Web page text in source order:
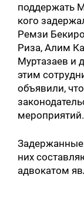
поддержать
кого
Ремзи
Риза, Алим
Муртазаев и
этим
объявили,
мероприятий.
них
адвокатом